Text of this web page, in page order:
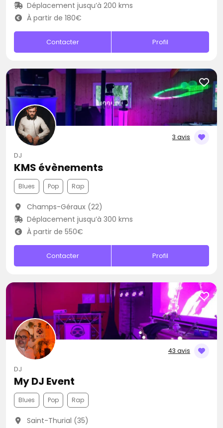
Déplacement jusqu’à 200 kms
À partir de 180€
Contacter Profil
3 avis
DJ
KMS évènements
Blues Pop Rap
Champs-Géraux (22)
Déplacement jusqu’à 300 kms
À partir de 550€
Contacter Profil
43 avis
DJ
My DJ Event
Blues Pop Rap
Saint-Thurial (35)